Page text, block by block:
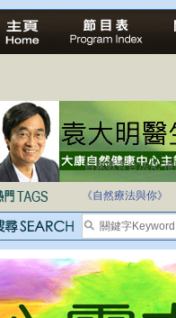
自家教育合法化-
《自然療法與你》